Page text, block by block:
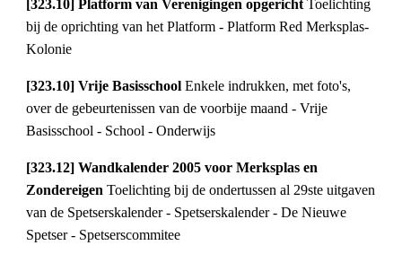
[323.10] Platform van Verenigingen opgericht Toelichting
bij de oprichting van het Platform - Platform Red Merksplas-
Kolonie
[323.10] Vrije Basisschool Enkele indrukken, met foto's,
over de gebeurtenissen van de voorbije maand - Vrije
Basisschool - School - Onderwijs
[323.12] Wandkalender 2005 voor Merksplas en
Zondereigen Toelichting bij de ondertussen al 29ste uitgaven
van de Spetserskalender - Spetserskalender - De Nieuwe
Spetser - Spetserscommitee